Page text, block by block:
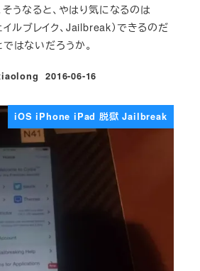
そうなると、やはり気になるのは
イルブレイク、Jailbreak）できるのだ
はないだろうか。
投稿日
2016-06-16
iOS iPhone iPad 脱獄 Jailbreak